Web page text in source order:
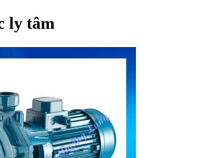
ly tâm